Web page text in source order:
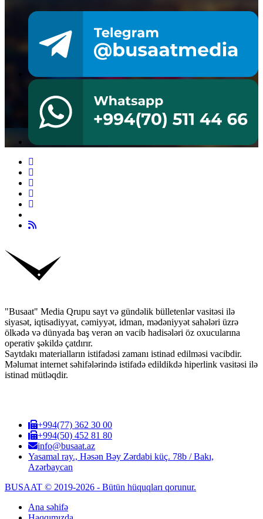
"Busaat" Media Qrupu sayt və gündəlik bülletenlər vasitəsi ilə
siyasət, iqtisadiyyat, cəmiyyət, idman, mədəniyyət sahələri üzrə
ölkədə və dünyada baş verən ən vacib hadisələri öz oxucularına
operativ şəkildə çatdırır.
Saytdakı materialların istifadəsi zamanı istinad edilməsi vacibdir.
Məlumat internet səhifələrində istifadə edildikdə hiperlink vasitəsi ilə
istinad mütləqdir.
+994(77) 362 30 00
+994(50) 452 81 80
info@busaat.az
Yasamal ray., Həsən Bəy Zərdabi küç. 78b / Bakı,
Azərbaycan
BUSAAT © 2019-2026 - Bütün hüquqları qorunur.
Ana səhifə